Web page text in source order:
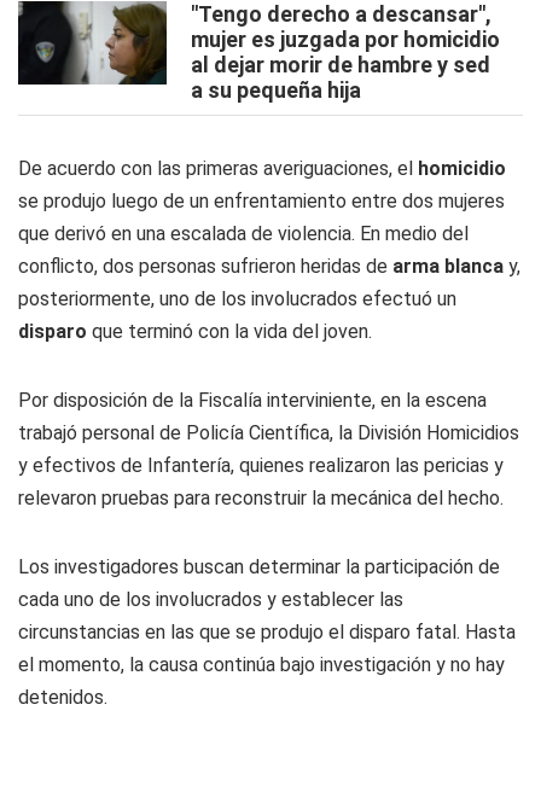
"Tengo derecho a descansar",
mujer es juzgada por homicidio
al dejar morir de hambre y sed
a su pequeña hija
De acuerdo con las primeras averiguaciones, el homicidio
se produjo luego de un enfrentamiento entre dos mujeres
que derivó en una escalada de violencia. En medio del
conflicto, dos personas sufrieron heridas de arma blanca y,
posteriormente, uno de los involucrados efectuó un
disparo que terminó con la vida del joven.
Por disposición de la Fiscalía interviniente, en la escena
trabajó personal de Policía Científica, la División Homicidios
y efectivos de Infantería, quienes realizaron las pericias y
relevaron pruebas para reconstruir la mecánica del hecho.
Los investigadores buscan determinar la participación de
cada uno de los involucrados y establecer las
circunstancias en las que se produjo el disparo fatal. Hasta
el momento, la causa continúa bajo investigación y no hay
detenidos.